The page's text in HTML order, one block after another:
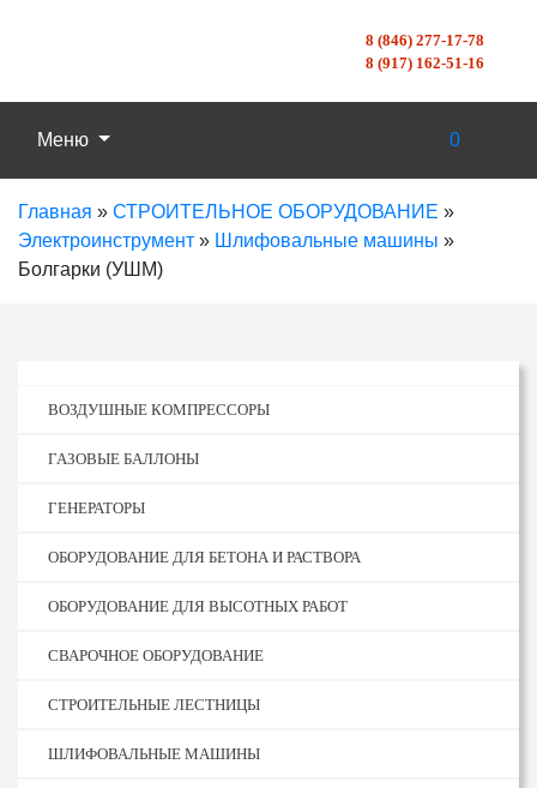
8 (846) 277-17-78
8 (917) 162-51-16
Меню 0
Главная » СТРОИТЕЛЬНОЕ ОБОРУДОВАНИЕ »
Электроинструмент » Шлифовальные машины »
Болгарки (УШМ)
ВОЗДУШНЫЕ КОМПРЕССОРЫ
ГАЗОВЫЕ БАЛЛОНЫ
ГЕНЕРАТОРЫ
ОБОРУДОВАНИЕ ДЛЯ БЕТОНА И РАСТВОРА
ОБОРУДОВАНИЕ ДЛЯ ВЫСОТНЫХ РАБОТ
СВАРОЧНОЕ ОБОРУДОВАНИЕ
СТРОИТЕЛЬНЫЕ ЛЕСТНИЦЫ
ШЛИФОВАЛЬНЫЕ МАШИНЫ